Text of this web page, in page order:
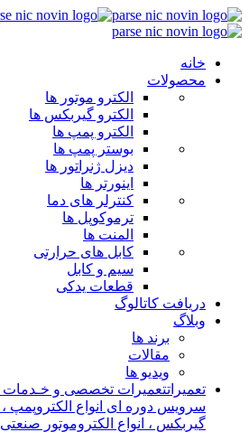
خانه
محصولات
الکترو موتور ها
الکترو گیربکس ها
الکترو پمپ ها
بوستر پمپ ها
دیزل ژنراتور ها
اینورتر ها
کنترلر های دما
ترموکوپل ها
المنت ها
کابل های حرارتی
سیم و کابل
قطعات یدکی
دریافت کاتالوگ
وبلاگ
برند ها
مقالات
ویدیو ها
تعمیراتتعمیرات تخصصی و خـدمات
سرویس دوره ای انواع الکتروپمپ ،
گیربکس ، انواع الکتروموتور